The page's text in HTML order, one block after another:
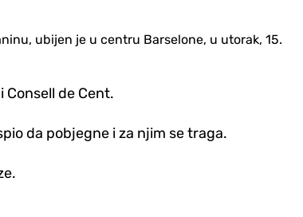
ubijen je u centru Barselone, u utorak, 15.
Consell de Cent.
da pobjegne i za njim se traga.